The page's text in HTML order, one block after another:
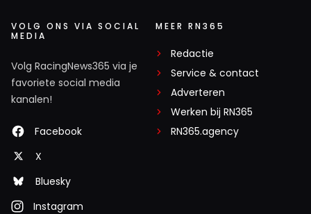
VOLG ONS VIA SOCIAL
MEDIA
Volg RacingNews365 via je
favoriete social media
kanalen!
Facebook
X
Bluesky
Instagram
MEER RN365
Redactie
Service & contact
Adverteren
Werken bij RN365
RN365.agency